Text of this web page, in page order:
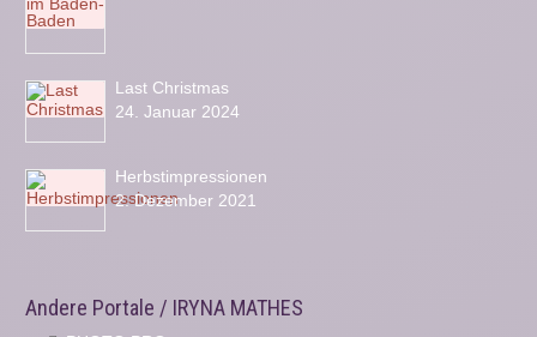
Last Christmas
24. Januar 2024
Herbstimpressionen
2. Dezember 2021
Andere Portale / IRYNA MATHES